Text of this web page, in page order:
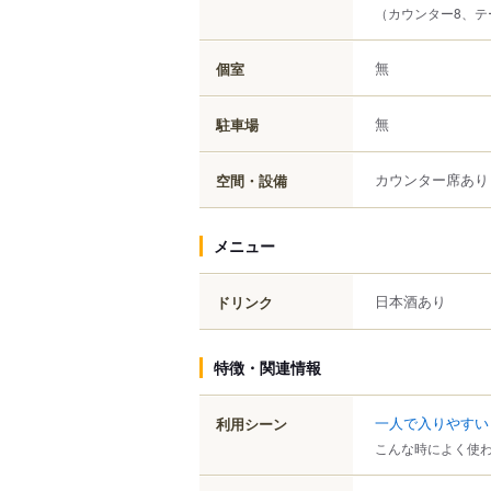
（カウンター8、テ
個室 無
駐車場 無
空間・設備 カウンター席あり
メニュー
ドリンク 日本酒あり
特徴・関連情報
利用シーン 一人で入りやすい
こんな時によく使